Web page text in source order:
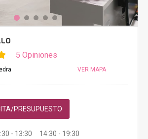
5 Opiniones
VER MAPA
PRESUPUESTO
- 13:30 14:30 - 19:30